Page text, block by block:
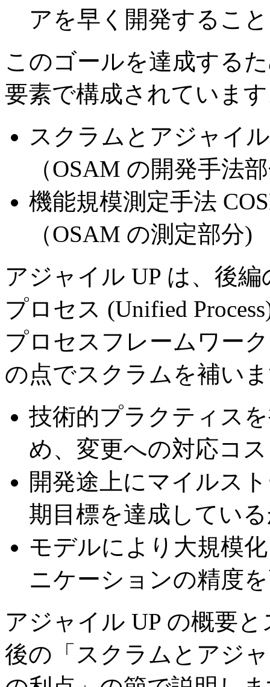
アを早く開発すること
このゴールを達成する
要素で構成されていま
スクラムとアジャイ
（OSAM の開発手法
機能規模測定手法
（OSAM の測定部分)
アジャイル UP は、後
プロセス (Unified
プロセスフレームワー
の点でスクラムを補い
技術的プラクティス
め、変更への対応コ
開発途上にマイルス
期目標を達成してい
モデルにより大規模
ニケーションの精度
アジャイル UP の概要
後の「スクラムとアジ